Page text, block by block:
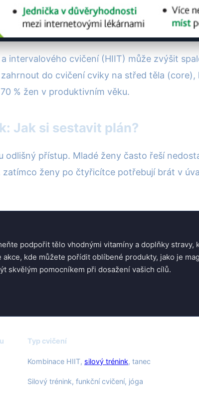
intervalového cvičení (HIIT) může zvýšit
do cvičení cviky na střed těla
% žen v produktivním věku.
Jak si sestavit plán?
přístup. Mladé ženy často řeší
ženy po čtyřicítce potřebují brát v
podpořit tělo vhodnými vitamíny a doplňky
kde můžete pořídit oblíbené produkty, jako je
skvělým pomocníkem při dosažení vašich cílů.
Typ cvičení
Kombinace HIIT, silový trénink, tanec
Silový trénink, funkční cvičení, jóga